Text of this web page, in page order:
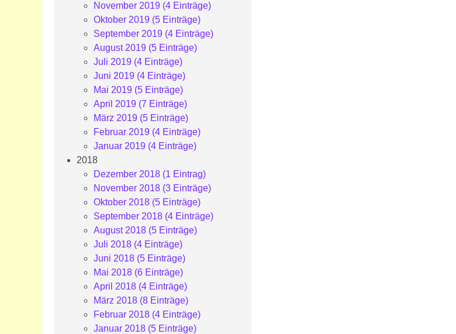
November 2019 (4 Einträge)
Oktober 2019 (5 Einträge)
September 2019 (4 Einträge)
August 2019 (5 Einträge)
Juli 2019 (4 Einträge)
Juni 2019 (4 Einträge)
Mai 2019 (5 Einträge)
April 2019 (7 Einträge)
März 2019 (5 Einträge)
Februar 2019 (4 Einträge)
Januar 2019 (4 Einträge)
2018
Dezember 2018 (1 Eintrag)
November 2018 (3 Einträge)
Oktober 2018 (5 Einträge)
September 2018 (4 Einträge)
August 2018 (5 Einträge)
Juli 2018 (4 Einträge)
Juni 2018 (5 Einträge)
Mai 2018 (6 Einträge)
April 2018 (4 Einträge)
März 2018 (8 Einträge)
Februar 2018 (4 Einträge)
Januar 2018 (5 Einträge)